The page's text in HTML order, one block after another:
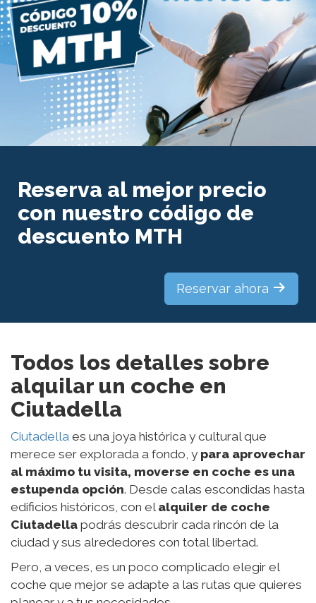
Reserva al mejor precio
con nuestro código de
descuento MTH
Reservar ahora
Todos los detalles sobre
alquilar un coche en
Ciutadella
Ciutadella es una joya histórica y cultural que
merece ser explorada a fondo, y para aprovechar
al máximo tu visita, moverse en coche es una
estupenda opción. Desde calas escondidas hasta
edificios históricos, con el alquiler de coche
Ciutadella podrás descubrir cada rincón de la
ciudad y sus alrededores con total libertad.
Pero, a veces, es un poco complicado elegir el
coche que mejor se adapte a las rutas que quieres